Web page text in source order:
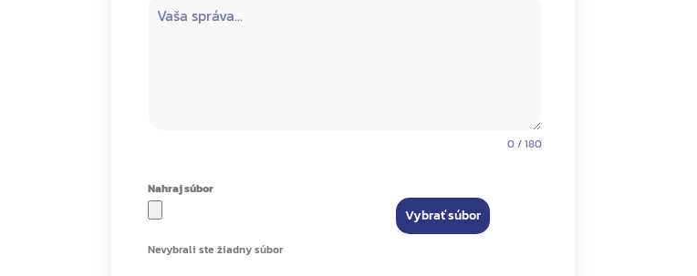
0 / 180
Nahraj súbor
Vybrať súbor
Nevybrali ste žiadny súbor